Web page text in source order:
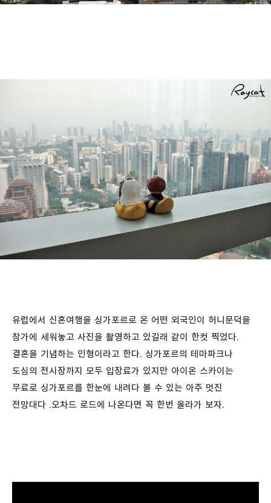
유럽에서 신혼여행을 싱가포르로 온 어떤 외국인이 허니문덕을
창가에 세워놓고 사진을 촬영하고 있길래 같이 한컷 찍었다.
결혼을 기념하는 인형이라고 한다. 싱가포르의 테마파크나
도심의 전시장까지 모두 입장료가 있지만 아이온 스카이는
무료로 싱가포르를 한눈에 내려다 볼 수 있는 아주 멋진
전망대다 .오차드 로드에 나온다면 꼭 한번 올라가 보자.